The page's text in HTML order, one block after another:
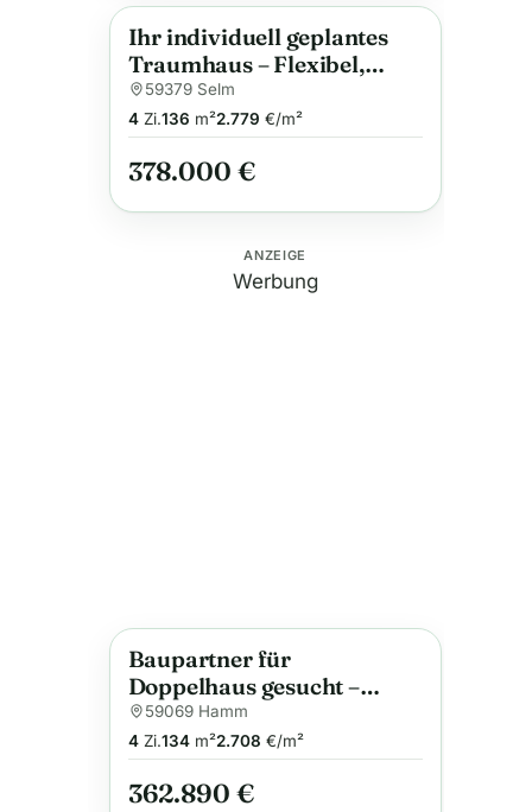
Anzeige
Ihr individuell geplantes
Traumhaus – Flexibel,
energieeffizient und
familienfreundlich
59379 Selm
4Zi.136 m²2.779 €/m²
378.000 €
ANZEIGE
Werbung
Anzeige
Baupartner für
Doppelhaus gesucht –
Grundstück bereits
vorhanden!
59069 Hamm
4Zi.134m²2.708 €/m²
362.890 €